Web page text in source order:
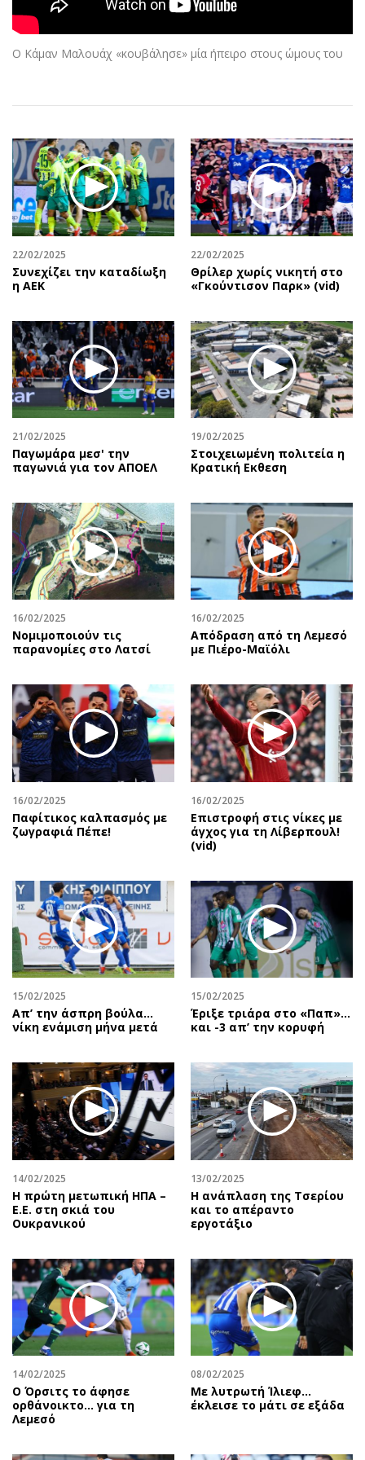
Αθλητισμός
Κύπρος
Ελλάδα
Κληρώσεις Allwyn
Οικονομία
Real Estate
Επιχειρήσεις
Αγορές
Money Review
AstroBank Properties
Ενέργεια
Ναυτιλία
Περιβάλλον
Ελλάδα
Κόσμος
Παράξενα
Πολιτισμός
Θέατρο-Χορός
Μουσική
Εικαστικά
Βιβλίο
Geek
Νέα
Κινητά-tablets
Αυτοκίνηση
Πολιτική
Οικονομία
Γενικά
Αναδρομές
Πρόσωπα
Περιβάλλον
Γυναίκα
Showbiz
Ταξίδια
Συνταγές
Έξοδος
Media
Εκπομπές
Podcasts
Uncut
Προσφορές
Προσωπικότητες στην ''Κ''
Ο Κάμαν Μαλουάχ «κουβάλησε» μία ήπειρο στους ώμους του
22/02/2025
Συνεχίζει την καταδίωξη
η ΑΕΚ
22/02/2025
Θρίλερ χωρίς νικητή στο
«Γκούντισον Παρκ» (vid)
21/02/2025
Παγωμάρα μεσ' την
παγωνιά για τον ΑΠΟΕΛ
19/02/2025
Στοιχειωμένη πολιτεία η
Κρατική Eκθεση
16/02/2025
Νομιμοποιούν τις
παρανομίες στο Λατσί
16/02/2025
Απόδραση από τη Λεμεσό
με Πιέρο-Μαϊόλι
16/02/2025
Παφίτικος καλπασμός με
ζωγραφιά Πέπε!
16/02/2025
Επιστροφή στις νίκες με
άγχος για τη Λίβερπουλ!
(vid)
15/02/2025
Απ’ την άσπρη βούλα…
νίκη ενάμιση μήνα μετά
15/02/2025
Έριξε τριάρα στο «Παπ»…
και -3 απ’ την κορυφή
14/02/2025
Η πρώτη μετωπική ΗΠΑ –
Ε.Ε. στη σκιά του
Ουκρανικού
13/02/2025
Η ανάπλαση της Τσερίου
και το απέραντο
εργοτάξιο
14/02/2025
Ο Όρσιτς το άφησε
ορθάνοικτο... για τη
Λεμεσό
08/02/2025
Με λυτρωτή Ίλιεφ…
έκλεισε το μάτι σε εξάδα